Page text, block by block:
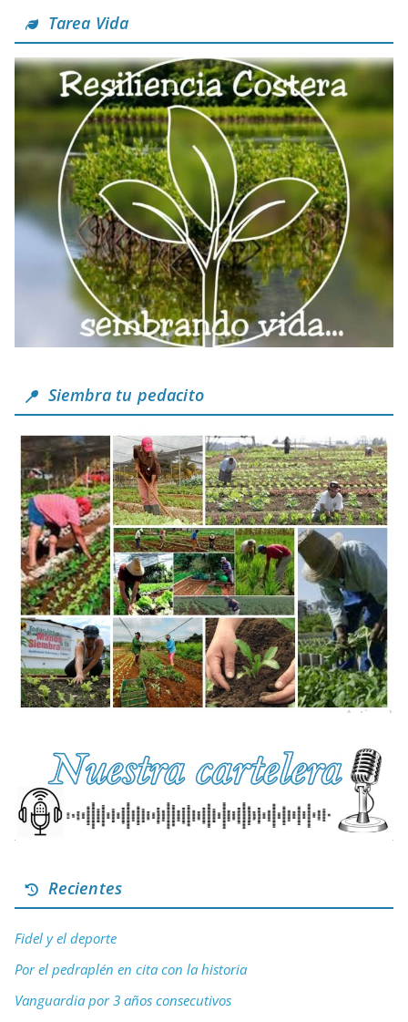
Tarea Vida
Siembra tu pedacito
Recientes
Fidel y el deporte
Por el pedraplén en cita con la historia
Vanguardia por 3 años consecutivos